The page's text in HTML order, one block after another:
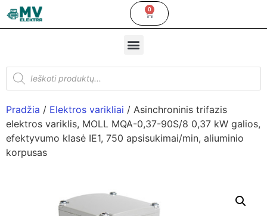
0
Pradžia / Elektros varikliai / Asinchroninis trifazis
elektros variklis, MOLL MQA-0,37-90S/8 0,37 kW galios,
efektyvumo klasė IE1, 750 apsisukimai/min, aliuminio
korpusas